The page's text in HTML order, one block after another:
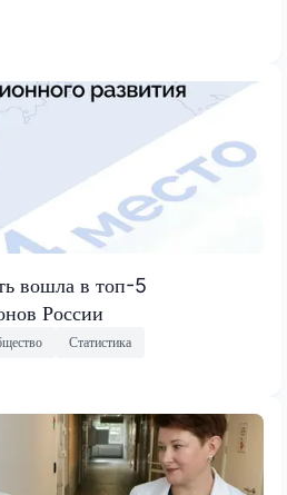
вошла в топ-5
России
Статистика